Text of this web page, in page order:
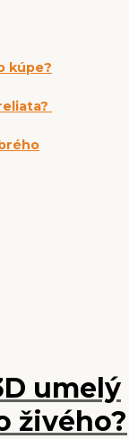
kúpe?
umelý
živého?